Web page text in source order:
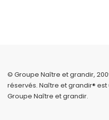
© Groupe Naître et grandir,
réservés. Naître et grandir®
Groupe Naître et grandir.